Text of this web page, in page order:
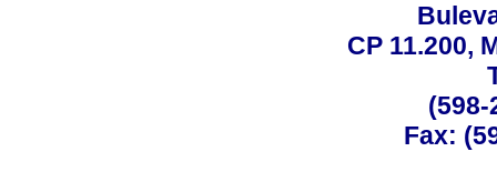
CP 11.200,
(598-
Fax: